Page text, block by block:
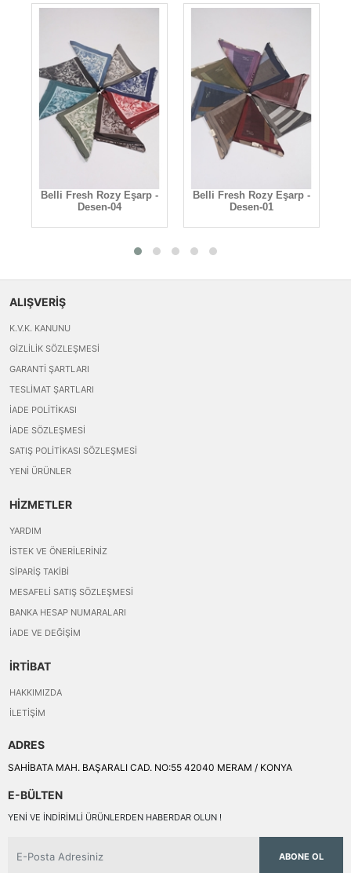
Belli Fresh Rozy Eşarp -
Desen-04
Belli Fresh Rozy Eşarp -
Desen-01
ALIŞVERİŞ
K.V.K. KANUNU
GIZLILIK SÖZLEŞMESI
GARANTI ŞARTLARI
TESLIMAT ŞARTLARI
İADE POLITIKASI
İADE SÖZLEŞMESI
SATIŞ POLITIKASI SÖZLEŞMESI
YENI ÜRÜNLER
HİZMETLER
YARDIM
İSTEK VE ÖNERILERINIZ
SIPARIŞ TAKIBI
MESAFELI SATIŞ SÖZLEŞMESI
BANKA HESAP NUMARALARI
İADE VE DEĞIŞIM
İRTİBAT
HAKKIMIZDA
İLETIŞIM
ADRES
SAHİBATA MAH. BAŞARALI CAD. NO:55 42040 MERAM / KONYA
E-BÜLTEN
YENI VE INDIRIMLI ÜRÜNLERDEN HABERDAR OLUN !
ABONE OL